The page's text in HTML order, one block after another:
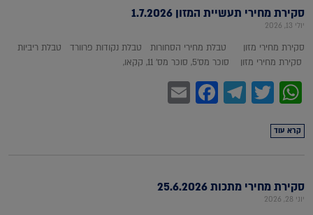
סקירת מחירי תעשיית המזון 1.7.2026
יולי 13, 2026
סקירת מחירי מזון טבלת מחירי הסחורות טבלת נקודות פרוורד טבלת ריביות
סקירת מחירי מזון סוכר מס'5, סוכר מס' 11, קקאו,
WhatsApp
Twitter
Telegram
Facebook
קרא עוד
סקירת מחירי מתכות 25.6.2026
יוני 28, 2026